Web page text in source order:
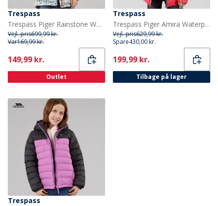
Trespass
Trespass Piger Rainstone Waterproof Præstation/Teknisk Flerfarvet
Vejl. pris699,99 kr.
Var169,99 kr.
Current
149,99 kr.
Outlet
Trespass
Trespass Piger Amira Waterproof Præstation/Teknisk Lyserød
Vejl. pris629,99 kr.
Spare430,00 kr.
Current
199,99 kr.
Tilbage på lager
Trespass